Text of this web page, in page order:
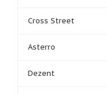
Cross Street
Asterro
Dezent